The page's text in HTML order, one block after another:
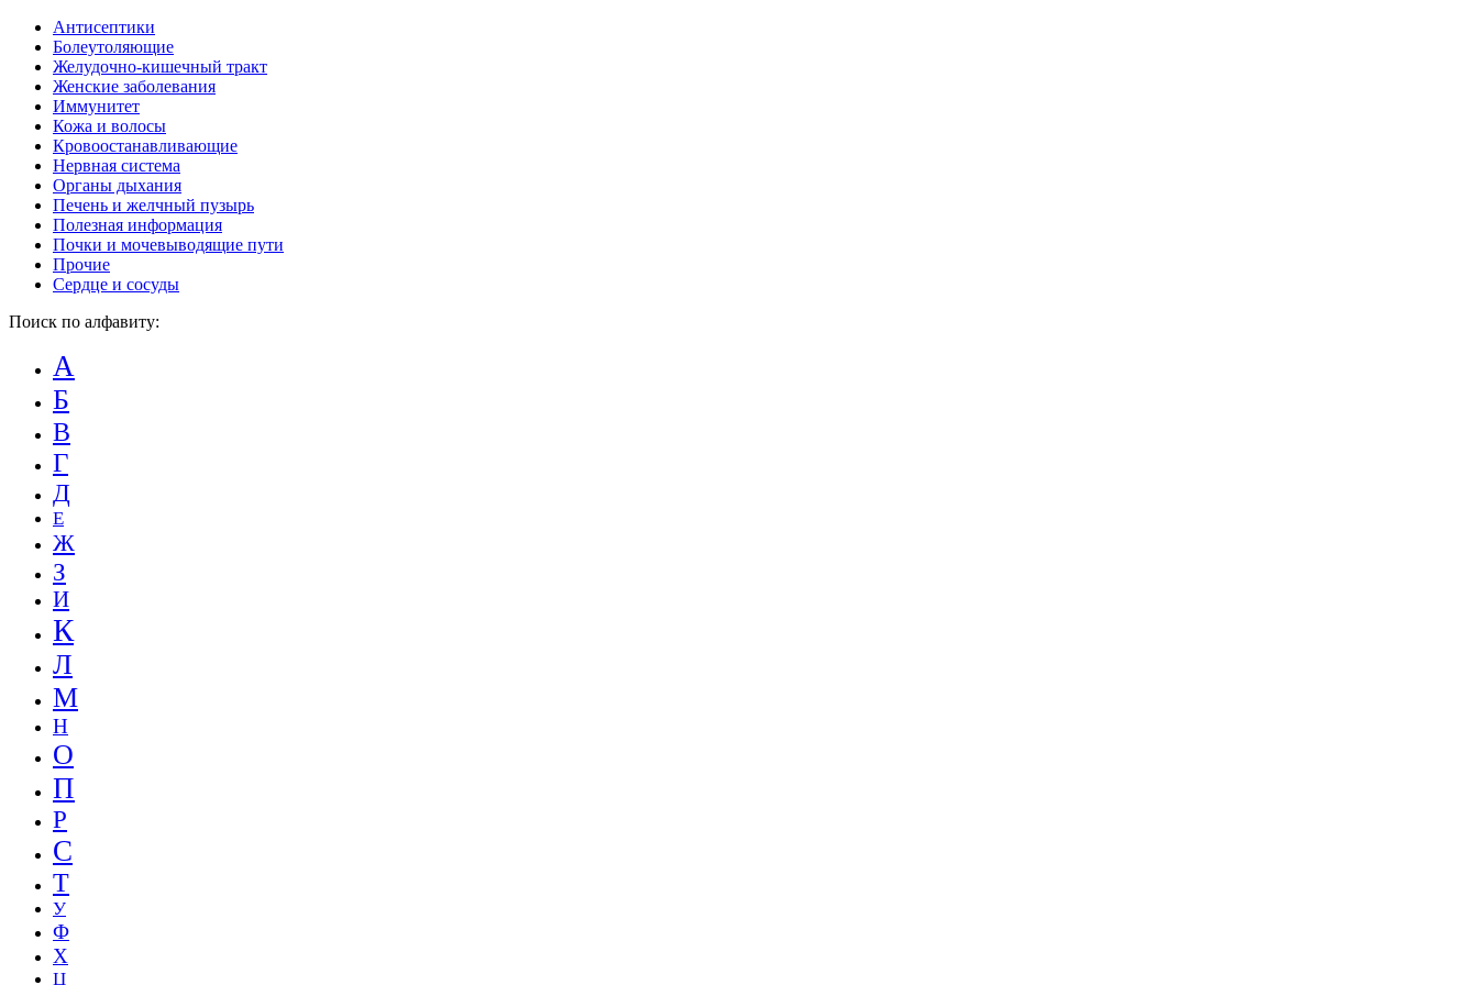
Антисептики
Болеутоляющие
Желудочно-кишечный тракт
Женские заболевания
Иммунитет
Кожа и волосы
Кровоостанавливающие
Нервная система
Органы дыхания
Печень и желчный пузырь
Полезная информация
Почки и мочевыводящие пути
Прочие
Сердце и сосуды
Поиск по алфавиту:
А
Б
В
Г
Д
Е
Ж
З
И
К
Л
М
Н
О
П
Р
С
Т
У
Ф
Х
Ц